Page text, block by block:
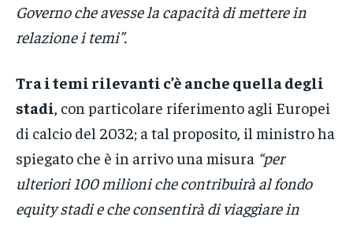
Governo che avesse la capacità di mettere in
relazione i temi”.
Tra i temi rilevanti c’è anche quella degli
stadi , con particolare riferimento agli Europei
di calcio del 2032; a tal proposito, il ministro ha
spiegato che è in arrivo una misura “per
ulteriori 100 milioni che contribuirà al fondo
equity stadi e che consentirà di viaggiare in